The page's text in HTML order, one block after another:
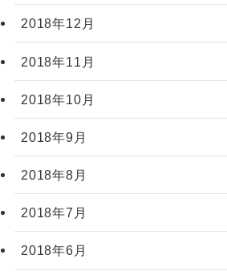
2018年12月
2018年11月
2018年10月
2018年9月
2018年8月
2018年7月
2018年6月